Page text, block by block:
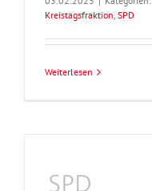
Kreistagsfraktion, SPD
Weiterlesen